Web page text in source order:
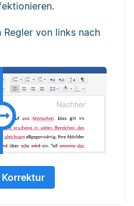
Regler von links nach